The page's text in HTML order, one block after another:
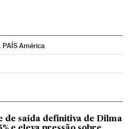
PAÍS América
Instagram
de saída definitiva de Dilma